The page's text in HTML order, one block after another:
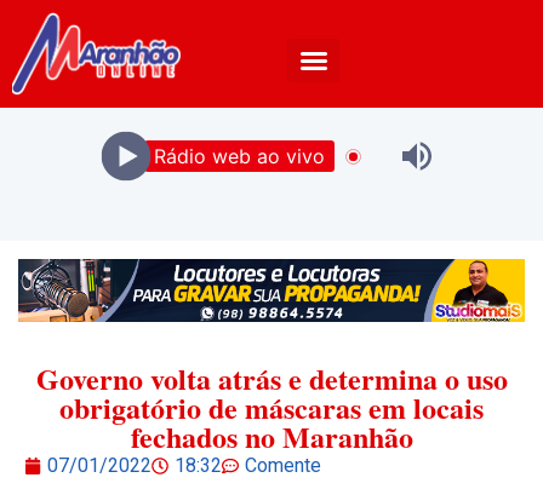
Rádio web ao vivo
Governo volta atrás e determina o uso
obrigatório de máscaras em locais
fechados no Maranhão
07/01/2022 18:32 Comente